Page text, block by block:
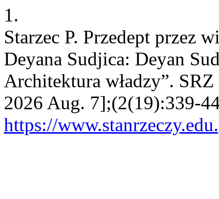
1.
Starzec P. Przedept przez
Deyana Sudjica: Deyan
Architektura władzy”.
2026 Aug. 7];(2(19):339-
https://